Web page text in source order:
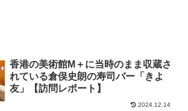
香港の美術館M＋に当時のまま収蔵さ
れている倉俣史朗の寿司バー「きよ
友」【訪問レポート】
2024.12.14